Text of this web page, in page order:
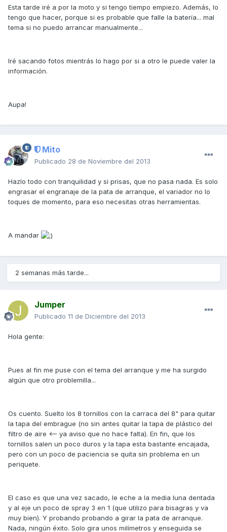
Esta tarde iré a por la moto y si tengo tiempo empiezo. Además, lo
tengo que hacer, porque si es probable que falle la batería... mal
tema si no puedo arrancar manualmente...
Iré sacando fotos mientrás lo hago por si a otro le puede valer la
información.
Aupa!
Mito
Publicado 28 de Noviembre del 2013
Hazlo todo con tranquilidad y si prisas, que no pasa nada. Es solo
engrasar el engranaje de la pata de arranque, el variador no lo
toques de momento, para eso necesitas otras herramientas.
A mandar
2 semanas más tarde...
Jumper
Publicado 11 de Diciembre del 2013
Hola gente:
Pues al fin me puse con el tema del arranque y me ha surgido
algún que otro problemilla...
Os cuento. Suelto los 8 tornillos con la carraca del 8" para quitar
la tapa del embrague (no sin antes quitar la tapa de plástico del
filtro de aire <-- ya aviso que no hace falta). En fin, que los
tornillos salen un poco duros y la tapa esta bastante encajada,
pero con un poco de paciencia se quita sin problema en un
periquete.
El caso es que una vez sacado, le eche a la media luna dentada
y al eje un poco de spray 3 en 1 (que utilizo para bisagras y va
muy bien). Y probando probando a girar la pata de arranque.
Nada, ningún éxito. Solo gira unos milímetros y enseguida se